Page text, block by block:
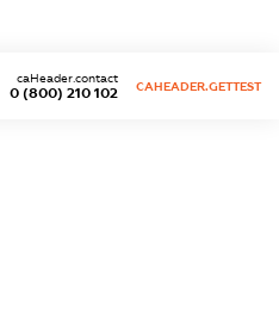
0 (800) 210 102
caHeader.contact
CAHEADER.GETTEST